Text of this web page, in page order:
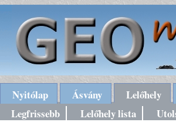
Nyitólap Ásvány Lelőhely
Legfrissebb
Lelőhely lista